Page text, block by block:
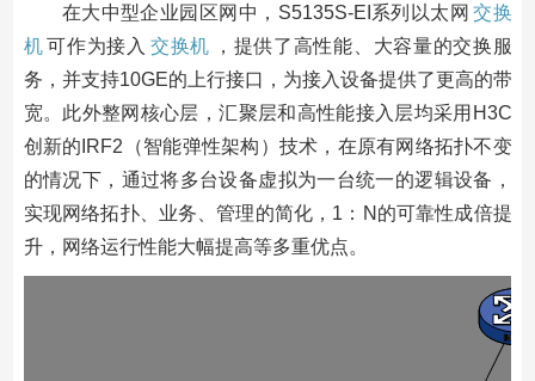
在大中型企业园区网中，S5135S-EI系列以太网 交换
机 可作为接入 交换机
，提供了高性能、大容量的交换服
务，并支持10GE的上行接口，为接入设备提供了更高的带
宽。此外整网核心层，汇聚层和高性能接入层均采用H3C
创新的IRF2（智能弹性架构）技术，在原有网络拓扑不变
的情况下，通过将多台设备虚拟为一台统一的逻辑设备，
实现网络拓扑、业务、管理的简化，1：N的可靠性成倍提
升，网络运行性能大幅提高等多重优点。